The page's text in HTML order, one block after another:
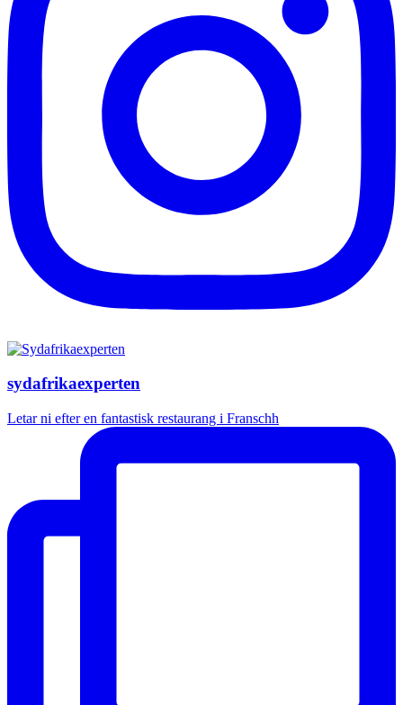
sydafrikaexperten
Letar ni efter en fantastisk restaurang i Franschh